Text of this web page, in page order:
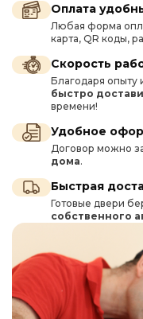
Оплата
Любая форма
карта, QR коды,
Скорость
Благодаря опыту
быстро
времени!
Удобное
Договор можно
дома.
Быстрая
Готовые двери
собственного